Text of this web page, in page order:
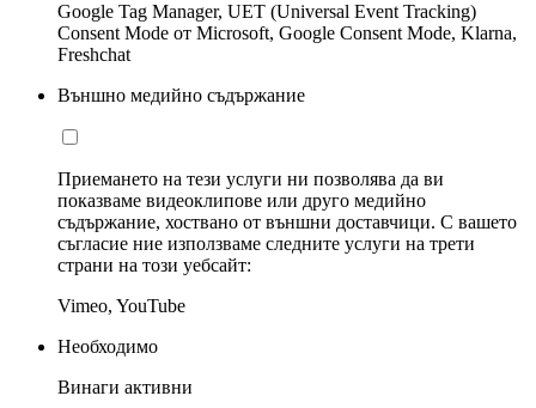
Google Tag Manager, UET (Universal Event Tracking)
Consent Mode от Microsoft, Google Consent Mode, Klarna,
Freshchat
Външно медийно съдържание
Приемането на тези услуги ни позволява да ви
показваме видеоклипове или друго медийно
съдържание, хоствано от външни доставчици. С вашето
съгласие ние използваме следните услуги на трети
страни на този уебсайт:
Vimeo, YouTube
Необходимо
Винаги активни